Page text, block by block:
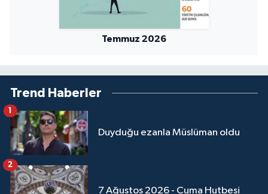
Temmuz 2026
Trend Haberler
Duyduğu ezanla Müslüman oldu
1
7 Ağustos 2026 - Cuma Hutbesi
2
Sivas Müftülüğü
Şanlıurfa Müftülüğü
Tekirdağ Müftülüğü
Tokat Müftülüğü
Tunceli Müftülüğü